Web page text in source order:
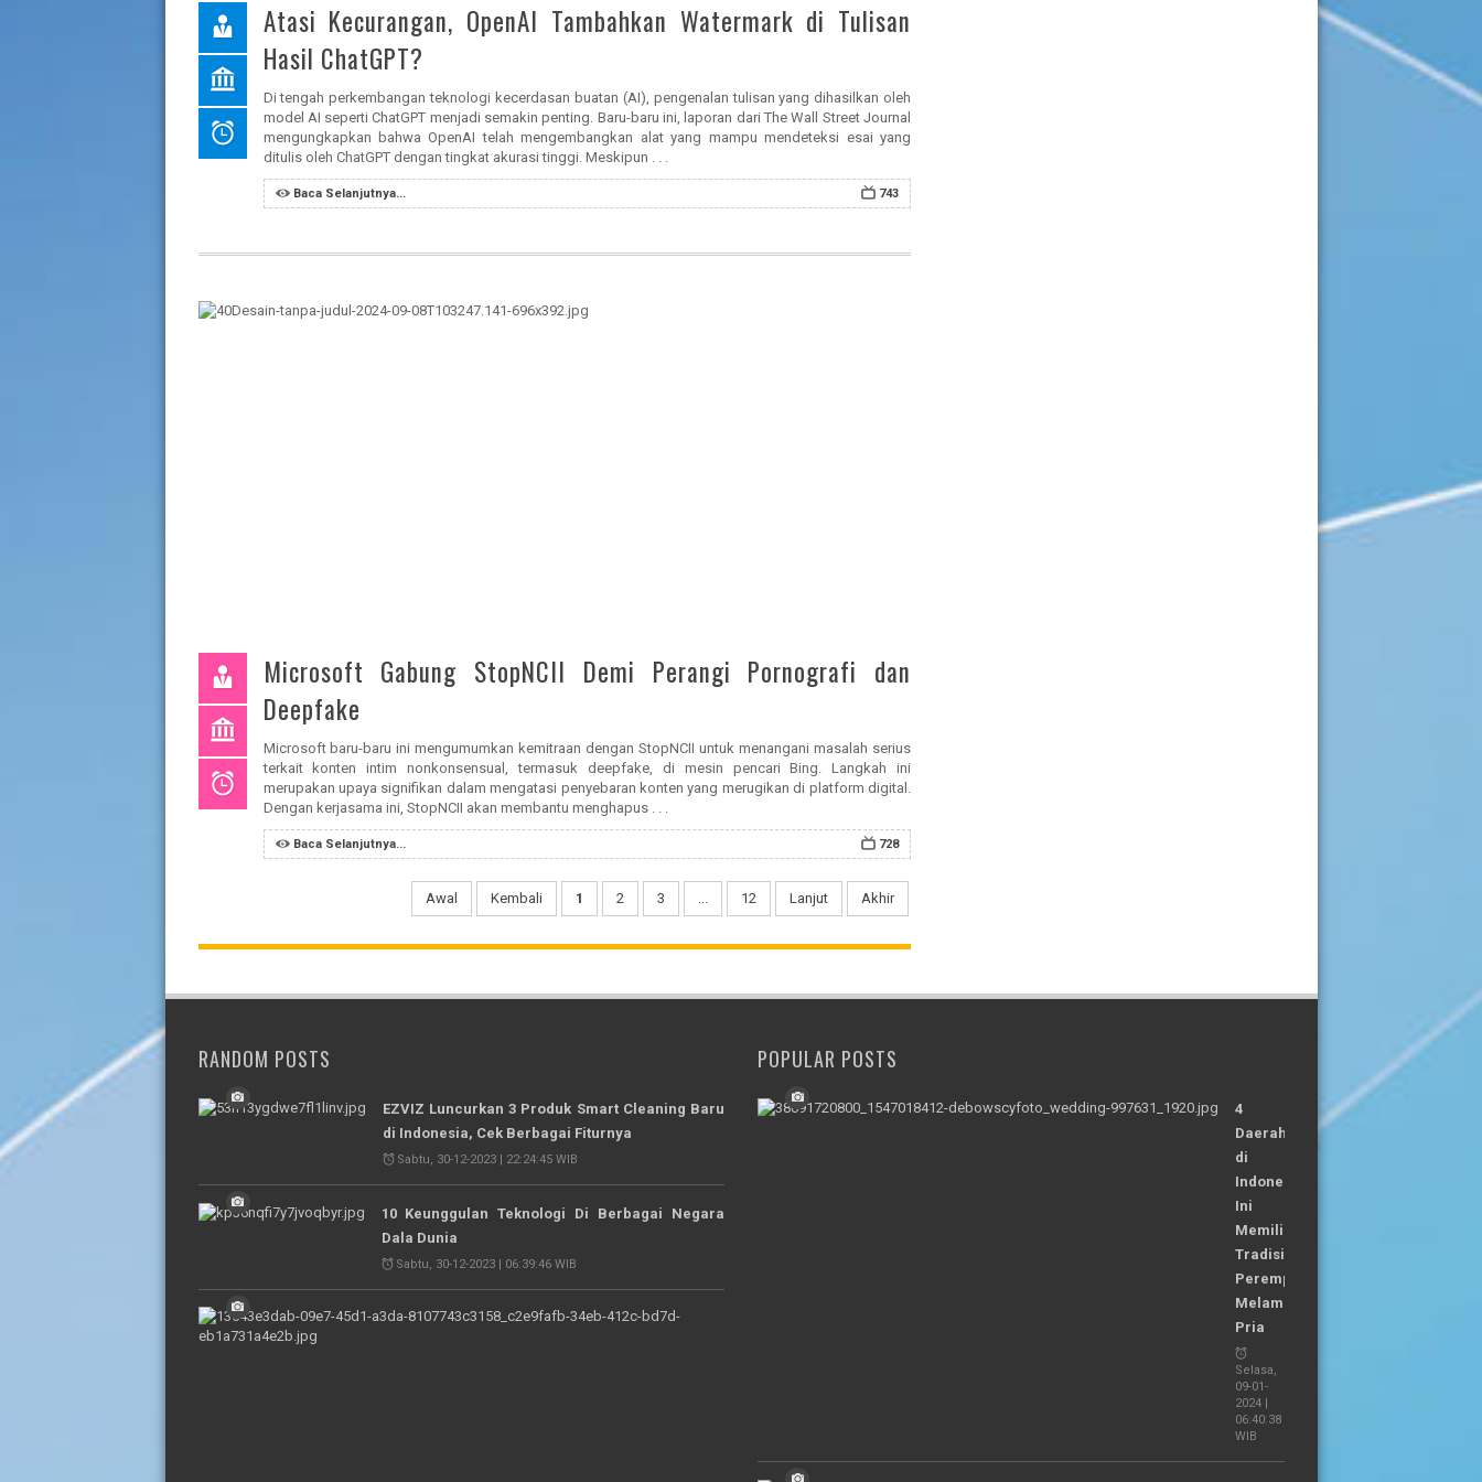
Atasi Kecurangan, OpenAI Tambahkan Watermark di Tulisan
Hasil ChatGPT?
Di tengah perkembangan teknologi kecerdasan buatan (AI), pengenalan tulisan yang dihasilkan oleh
model AI seperti ChatGPT menjadi semakin penting. Baru-baru ini, laporan dari The Wall Street Journal
mengungkapkan bahwa OpenAI telah mengembangkan alat yang mampu mendeteksi esai yang
ditulis oleh ChatGPT dengan tingkat akurasi tinggi. Meskipun . . .
Baca Selanjutnya... 743
Microsoft Gabung StopNCII Demi Perangi Pornografi dan
Deepfake
Microsoft baru-baru ini mengumumkan kemitraan dengan StopNCII untuk menangani masalah serius
terkait konten intim nonkonsensual, termasuk deepfake, di mesin pencari Bing. Langkah ini
merupakan upaya signifikan dalam mengatasi penyebaran konten yang merugikan di platform digital.
Dengan kerjasama ini, StopNCII akan membantu menghapus . . .
Baca Selanjutnya... 728
Awal Kembali 1 2 3 ... 12 Lanjut Akhir
RANDOM POSTS
EZVIZ Luncurkan 3 Produk Smart Cleaning Baru
di Indonesia, Cek Berbagai Fiturnya
Sabtu, 30-12-2023 | 22:24:45 WIB
10 Keunggulan Teknologi Di Berbagai Negara
Dala Dunia
Sabtu, 30-12-2023 | 06:39:46 WIB
2024,
POPULAR POSTS
4
Daerah
di
Indonesia
Ini
Memiliki
Tradisi
Perempuan
Melamar
Pria
Selasa,
09-01-
2024 |
06:40:38
WIB